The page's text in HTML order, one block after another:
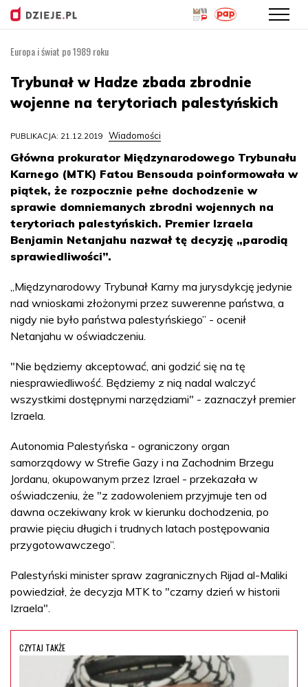
treści
Europa i świat po 1989 roku
Trybunał w Hadze zbada zbrodnie
wojenne na terytoriach palestyńskich
PUBLIKACJA: 21.12.2019 Wiadomości
Główna prokurator Międzynarodowego Trybunału
Karnego (MTK) Fatou Bensouda poinformowała w
piątek, że rozpocznie pełne dochodzenie w
sprawie domniemanych zbrodni wojennych na
terytoriach palestyńskich. Premier Izraela
Benjamin Netanjahu nazwał tę decyzję „parodią
sprawiedliwości”.
„Międzynarodowy Trybunał Karny ma jurysdykcję jedynie
nad wnioskami złożonymi przez suwerenne państwa, a
nigdy nie było państwa palestyńskiego” - ocenił
Netanjahu w oświadczeniu.
"Nie będziemy akceptować, ani godzić się na tę
niesprawiedliwość. Będziemy z nią nadal walczyć
wszystkimi dostępnymi narzędziami" - zaznaczył premier
Izraela.
Autonomia Palestyńska - ograniczony organ
samorządowy w Strefie Gazy i na Zachodnim Brzegu
Jordanu, okupowanym przez Izrael - przekazała w
oświadczeniu, że "z zadowoleniem przyjmuje ten od
dawna oczekiwany krok w kierunku dochodzenia, po
prawie pięciu długich i trudnych latach postępowania
przygotowawczego”.
Palestyński minister spraw zagranicznych Rijad al-Maliki
powiedział, że decyzja MTK to "czarny dzień w historii
Izraela".
CZYTAJ TAKŻE